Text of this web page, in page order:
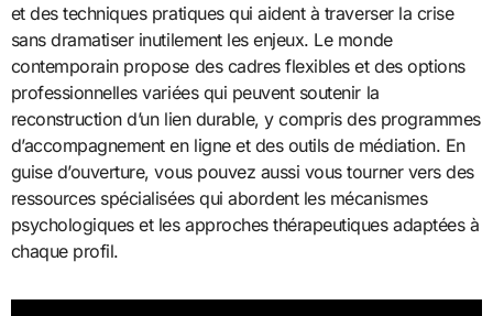
et des techniques pratiques qui aident à traverser la crise
sans dramatiser inutilement les enjeux. Le monde
contemporain propose des cadres flexibles et des options
professionnelles variées qui peuvent soutenir la
reconstruction d’un lien durable, y compris des programmes
d’accompagnement en ligne et des outils de médiation. En
guise d’ouverture, vous pouvez aussi vous tourner vers des
ressources spécialisées qui abordent les mécanismes
psychologiques et les approches thérapeutiques adaptées à
chaque profil.